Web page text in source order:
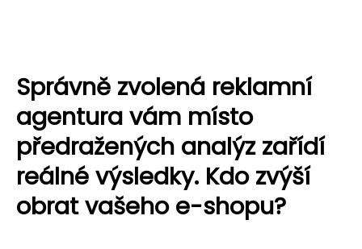
Správně zvolená reklamní
agentura vám místo
předražených analýz zařídí
reálné výsledky. Kdo zvýší
obrat vašeho e-shopu?